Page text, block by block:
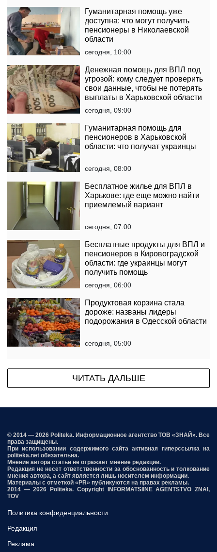
Гуманитарная помощь уже
доступна: что могут получить
пенсионеры в Николаевской
области
сегодня, 10:00
Денежная помощь для ВПЛ под
угрозой: кому следует проверить
свои данные, чтобы не потерять
выплаты в Харьковской области
сегодня, 09:00
Гуманитарная помощь для
пенсионеров в Харьковской
области: что получат украинцы
сегодня, 08:00
Бесплатное жилье для ВПЛ в
Харькове: где еще можно найти
приемлемый вариант
сегодня, 07:00
Бесплатные продукты для ВПЛ и
пенсионеров в Кировоградской
области: где украинцы могут
получить помощь
сегодня, 06:00
Продуктовая корзина стала
дороже: названы лидеры
подорожания в Одесской области
сегодня, 05:00
ЧИТАТЬ ДАЛЬШЕ
© 2014 — 2026 Politeka. Информационное агентство ТОВ «ЗНАЙ». Все
права защищены.
При использовании содержимого сайта активная гиперссылка на
politeka.net обязательна.
Мнение автора статьи не отражает мнение редакции.
Редакция не несет ответственности за обоснованность и толкование
мнения автора, а сайт является лишь носителем информации.
Материалы с отметкой «PR» публикуются на правах рекламы.
2014 — 2026 Politeka. Copyright INFORMATSIINE AGENTSTVO ZNAI,
TOV
Политика конфиденциальности
Редакция
Реклама